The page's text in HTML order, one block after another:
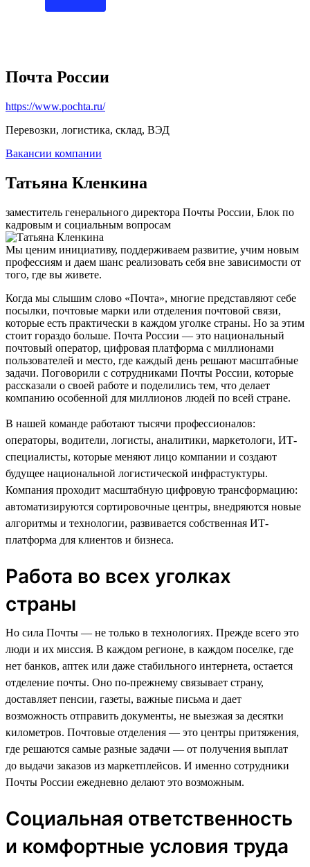
Почта России
https://www.pochta.ru/
Перевозки, логистика, склад, ВЭД
Вакансии компании
Татьяна Кленкина
заместитель генерального директора Почты России, Блок по
кадровым и социальным вопросам
Мы ценим инициативу, поддерживаем развитие, учим новым
профессиям и даем шанс реализовать себя вне зависимости от
того, где вы живете.
Когда мы слышим слово «Почта», многие представляют себе
посылки, почтовые марки или отделения почтовой связи,
которые есть практически в каждом уголке страны. Но за этим
стоит гораздо больше. Почта России — это национальный
почтовый оператор, цифровая платформа с миллионами
пользователей и место, где каждый день решают масштабные
задачи. Поговорили с сотрудниками Почты России, которые
рассказали о своей работе и поделились тем, что делает
компанию особенной для миллионов людей по всей стране.
В нашей команде работают тысячи профессионалов:
операторы, водители, логисты, аналитики, маркетологи, ИТ-
специалисты, которые меняют лицо компании и создают
будущее национальной логистической инфрастуктуры.
Компания проходит масштабную цифровую трансформацию:
автоматизируются сортировочные центры, внедряются новые
алгоритмы и технологии, развивается собственная ИТ-
платформа для клиентов и бизнеса.
Работа во всех уголках
страны
Но сила Почты — не только в технологиях. Прежде всего это
люди и их миссия. В каждом регионе, в каждом поселке, где
нет банков, аптек или даже стабильного интернета, остается
отделение почты. Оно по-прежнему связывает страну,
доставляет пенсии, газеты, важные письма и дает
возможность отправить документы, не выезжая за десятки
километров. Почтовые отделения — это центры притяжения,
где решаются самые разные задачи — от получения выплат
до выдачи заказов из маркетплейсов. И именно сотрудники
Почты России ежедневно делают это возможным.
Социальная ответственность
и комфортные условия труда